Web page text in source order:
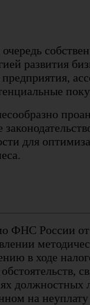
развития
для
ФНС России
в ходе
должностных
на